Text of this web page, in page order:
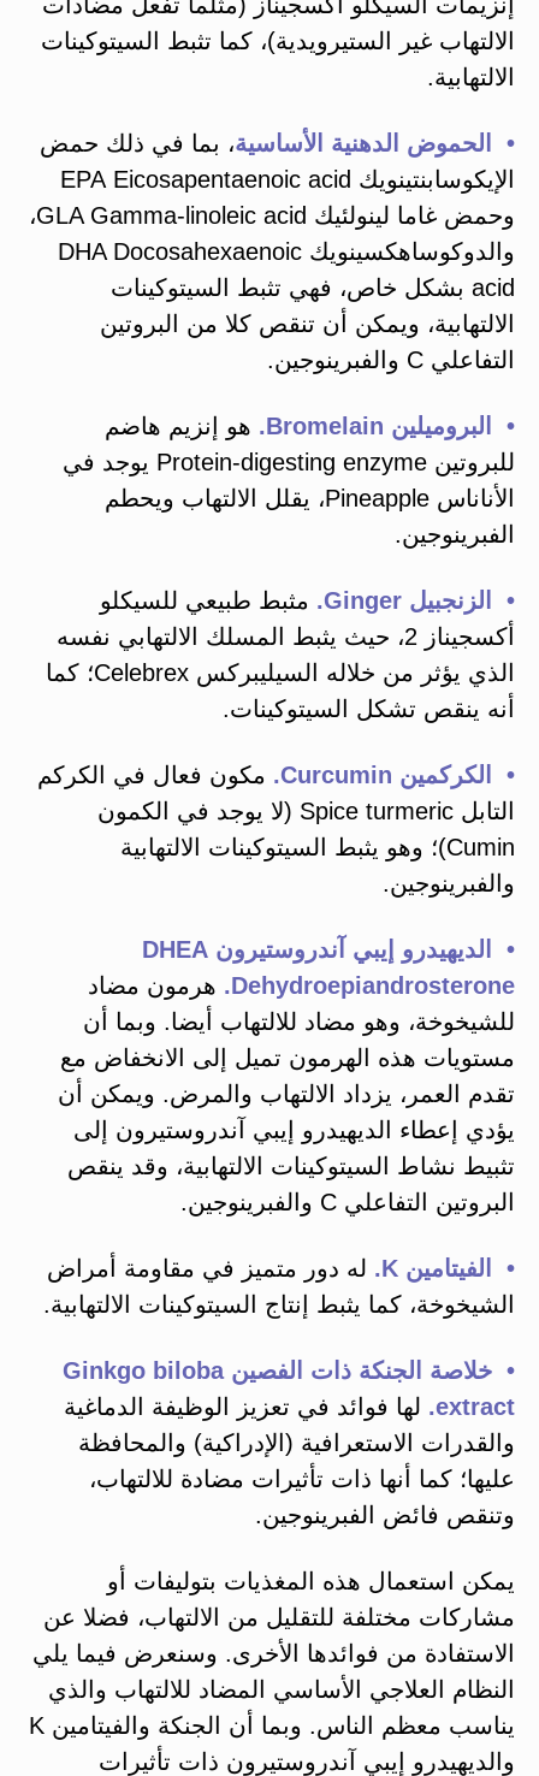
الالتهاب غير الستيرويدية)، كما تثبط السيتوكينات
الالتهابية.
• الحموض الدهنية الأساسية، بما في ذلك حمض
الإيكوسابنتينويك EPA Eicosapentaenoic acid
وحمض غاما لينولئيك GLA Gamma-linoleic acid،
والدوكوساهكسينويك DHA Docosahexaenoic
acid بشكل خاص، فهي تثبط السيتوكينات
الالتهابية، ويمكن أن تنقص كلا من البروتين
التفاعلي C والفبرينوجين.
• البروميلين Bromelain.
هو إنزيم هاضم
للبروتين Protein-digesting enzyme يوجد في
الأناناس Pineapple، يقلل الالتهاب ويحطم
الفبرينوجين.
• الزنجبيل Ginger.
مثبط طبيعي للسيكلو
أكسجيناز 2، حيث يثبط المسلك الالتهابي نفسه
الذي يؤثر من خلاله السيليبركس Celebrex؛ كما
أنه ينقص تشكل السيتوكينات.
• الكركمين Curcumin.
مكون فعال في الكركم
التابل Spice turmeric (لا يوجد في الكمون
Cumin)؛ وهو يثبط السيتوكينات الالتهابية
والفبرينوجين.
• الديهيدرو إيبي آندروستيرون DHEA
Dehydroepiandrosterone.
هرمون مضاد
للشيخوخة، وهو مضاد للالتهاب أيضا. وبما أن
مستويات هذه الهرمون تميل إلى الانخفاض مع
تقدم العمر، يزداد الالتهاب والمرض. ويمكن أن
يؤدي إعطاء الديهيدرو إيبي آندروستيرون إلى
تثبيط نشاط السيتوكينات الالتهابية، وقد ينقص
البروتين التفاعلي C والفبرينوجين.
• الفيتامين K.
له دور متميز في مقاومة أمراض
الشيخوخة، كما يثبط إنتاج السيتوكينات الالتهابية.
• خلاصة الجنكة ذات الفصين Ginkgo biloba
extract. لها فوائد في تعزيز الوظيفة الدماغية
والقدرات الاستعرافية (الإدراكية) والمحافظة
عليها؛ كما أنها ذات تأثيرات مضادة للالتهاب،
وتنقص فائض الفبرينوجين.
يمكن استعمال هذه المغذيات بتوليفات أو
مشاركات مختلفة للتقليل من الالتهاب، فضلا عن
الاستفادة من فوائدها الأخرى. وسنعرض فيما يلي
النظام العلاجي الأساسي المضاد للالتهاب والذي
يناسب معظم الناس. وبما أن الجنكة والفيتامين K
والديهيدرو إيبي آندروستيرون ذات تأثيرات